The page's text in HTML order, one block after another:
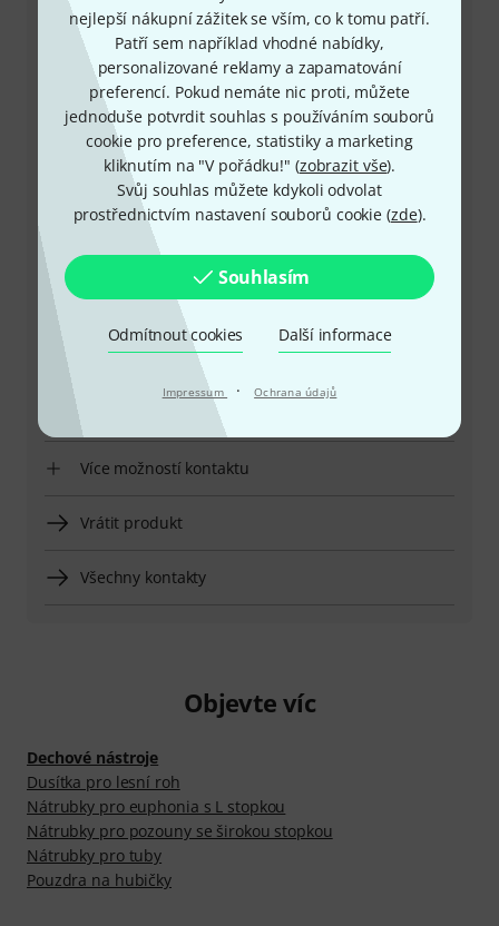
nejlepší nákupní zážitek se vším, co k tomu patří.
Patří sem například vhodné nabídky,
personalizované reklamy a zapamatování
preferencí. Pokud nemáte nic proti, můžete
jednoduše potvrdit souhlas s používáním souborů
cookie pro preference, statistiky a marketing
kliknutím na "V pořádku!" (zobrazit vše).
Svůj souhlas můžete kdykoli odvolat
prostřednictvím nastavení souborů cookie (zde).
Souhlasím
Odmítnout cookies Další informace
Impressum · Ochrana údajů
+49-9546-9223-649
Máte-li jakýkoli dotaz nebo problém, kolegové ze
zákaznického centra jsou vždy připraveni pomoci
Mějte připraveno zákaznické číslo
Provozní doba (CEST - Středoevropský
letní čas)
Zařídit zpětné volání
Více možností kontaktu
Vrátit produkt
Všechny kontakty
Objevte víc
Dechové nástroje
Dusítka pro lesní roh
Nátrubky pro euphonia s L stopkou
Nátrubky pro pozouny se širokou stopkou
Nátrubky pro tuby
Pouzdra na hubičky